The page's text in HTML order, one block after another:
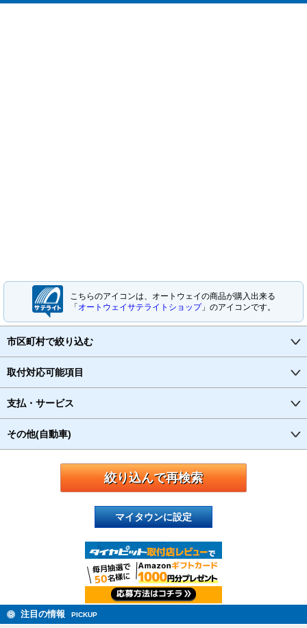
こちらのアイコンは、オートウェイの商品が購入出来る
「オートウェイサテライトショップ」のアイコンです。
市区町村で絞り込む
取付対応可能項目
支払・サービス
その他(自動車)
マイタウンに設定
注目の情報 PICKUP